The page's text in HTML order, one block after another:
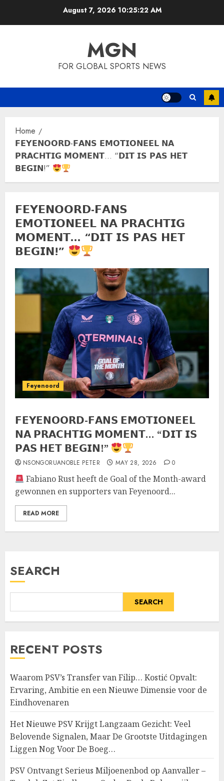
August 7, 2026 10:25:22 AM
MGN
FOR GLOBAL SPORTS NEWS
Home
𝗙𝗘𝗬𝗘𝗡𝗢𝗢𝗥𝗗-𝗙𝗔𝗡𝗦 𝗘𝗠𝗢𝗧𝗜𝗢𝗡𝗘𝗘𝗟 𝗡𝗔
𝗣𝗥𝗔𝗖𝗛𝗧𝗜𝗚 𝗠𝗢𝗠𝗘𝗡𝗧… “𝗗𝗜𝗧 𝗜𝗦 𝗣𝗔𝗦 𝗛𝗘𝗧
𝗕𝗘𝗚𝗜𝗡!”
𝗙𝗘𝗬𝗘𝗡𝗢𝗢𝗥𝗗-𝗙𝗔𝗡𝗦
𝗘𝗠𝗢𝗧𝗜𝗢𝗡𝗘𝗘𝗟 𝗡𝗔 𝗣𝗥𝗔𝗖𝗛𝗧𝗜𝗚
𝗠𝗢𝗠𝗘𝗡𝗧… “𝗗𝗜𝗧 𝗜𝗦 𝗣𝗔𝗦 𝗛𝗘𝗧
𝗕𝗘𝗚𝗜𝗡!”
Feyenoord
𝗙𝗘𝗬𝗘𝗡𝗢𝗢𝗥𝗗-𝗙𝗔𝗡𝗦 𝗘𝗠𝗢𝗧𝗜𝗢𝗡𝗘𝗘𝗟
𝗡𝗔 𝗣𝗥𝗔𝗖𝗛𝗧𝗜𝗚 𝗠𝗢𝗠𝗘𝗡𝗧… “𝗗𝗜𝗧 𝗜𝗦
𝗣𝗔𝗦 𝗛𝗘𝗧 𝗕𝗘𝗚𝗜𝗡!”
NSONGORUANOBLE PETER MAY 28, 2026 0
Fabiano Rust heeft de Goal of the Month-award
gewonnen en supporters van Feyenoord...
READ MORE
SEARCH
SEARCH
RECENT POSTS
Waarom PSV’s Transfer van Filip… Kostić Opvalt:
Ervaring, Ambitie en een Nieuwe Dimensie voor de
Eindhovenaren
Het Nieuwe PSV Krijgt Langzaam Gezicht: Veel
Belovende Signalen, Maar De Grootste Uitdagingen
Liggen Nog Voor De Boeg…
PSV Ontvangt Serieus Miljoenenbod op Aanvaller –